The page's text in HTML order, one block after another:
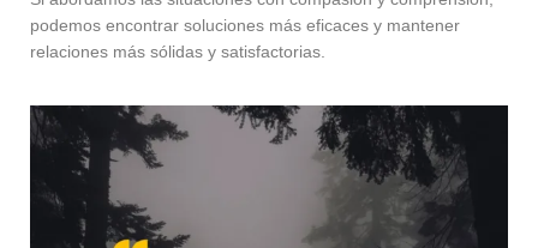
podemos encontrar soluciones más eficaces y mantener
relaciones más sólidas y satisfactorias.